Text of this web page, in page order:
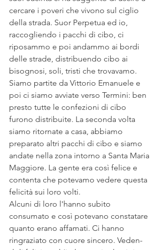
cercare i poveri che vivono sul ciglio
della strada. Suor Perpetua ed io,
raccogliendo i pacchi di cibo, ci
riposammo e poi andammo ai bordi
delle strade, distribuendo cibo ai
bisognosi, soli, tristi che trovavamo.
Siamo partite da Vittorio Emanuele e
poi ci siamo avviate verso Termini: ben
presto tutte le confezioni di cibo
furono distribuite. La seconda volta
siamo ritornate a casa, abbiamo
preparato altri pacchi di cibo e siamo
andate nella zona intorno a Santa Maria
Maggiore. La gente era così felice e
contenta che potevamo vedere questa
felicità sui loro volti.
Alcuni di loro l'hanno subito
consumato e così potevano constatare
quanto erano affamati. Ci hanno
ringraziato con cuore sincero. Veden-